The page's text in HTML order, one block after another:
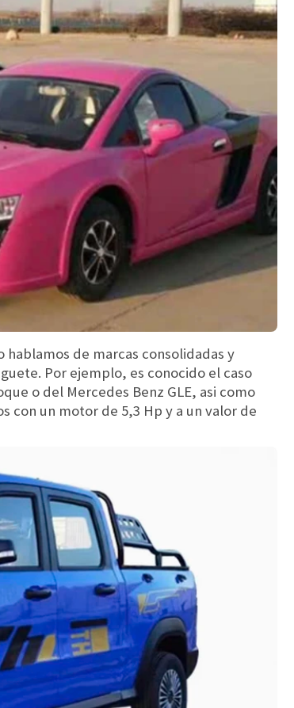
hablamos de marcas consolidadas y
Por ejemplo, es conocido el caso
o del Mercedes Benz GLE, asi como
con un motor de 5,3 Hp y a un valor de